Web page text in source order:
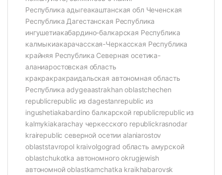
Республика адыгеакаштанская обл Чеченская
Республика Дагестанская Республика
ингушетиакабардино-балкарская Республика
калмыкиакарачасская-Черкасская Республика
крайняя Республика Северная осетика-
аланиаростовская область
кракракракраидальская автономная область
Республика adygeaastrakhan oblastchechen
republicrepublic из dagestanrepublic из
ingushetiakabardino балкарской republicrepublic из
kalmykiakarachay черкесского republickrasnodar
krairepublic северной осетии alaniarostov
oblaststavropol kraivolgograd область амурской
oblastchukotka автономного okrugjewish
автономной oblastkamchatka kraikhabarovsk